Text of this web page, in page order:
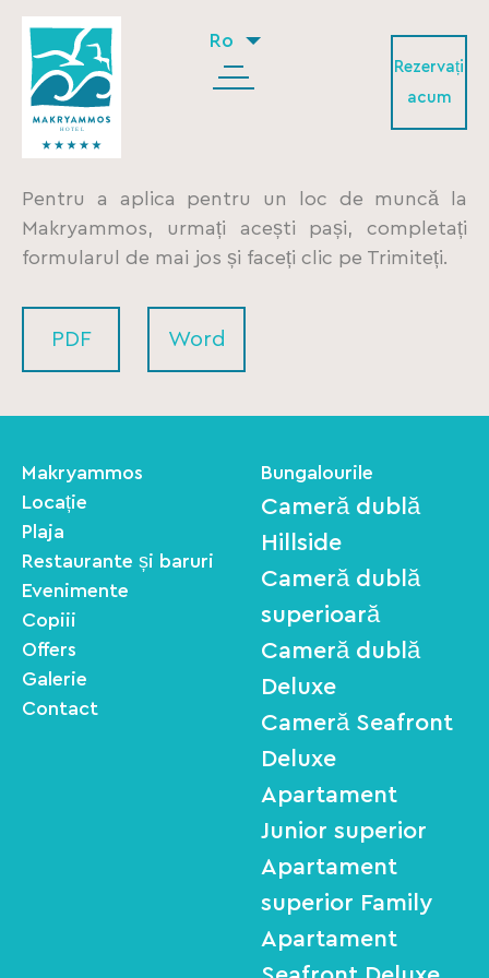
Ro
Rezervați
acum
Pentru a aplica pentru un loc de muncă la
Makryammos, urmați acești pași, completați
formularul de mai jos și faceți clic pe Trimiteți.
PDF Word
Makryammos
Locație
Plaja
Restaurante și baruri
Evenimente
Copiii
Offers
Galerie
Contact
Bungalourile
Cameră dublă
Hillside
Cameră dublă
superioară
Cameră dublă
Deluxe
Cameră Seafront
Deluxe
Apartament
Junior superior
Apartament
superior Family
Apartament